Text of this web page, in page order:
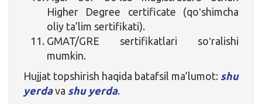
Higher Degree certificate (qoʻshimcha
oliy ta’lim sertifikati).
GMAT/GRE sertifikatlari soʻralishi
mumkin.
Hujjat topshirish haqida batafsil ma’lumot: shu
yerdava shu yerda.